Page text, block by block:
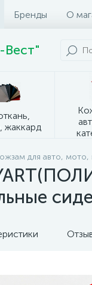
Бренды О
Вест"
жаккард
для авто, мото,